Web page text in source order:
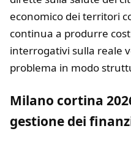
economico dei territori
continua a produrre
interrogativi sulla reale
problema in modo
Milano cortina
gestione dei